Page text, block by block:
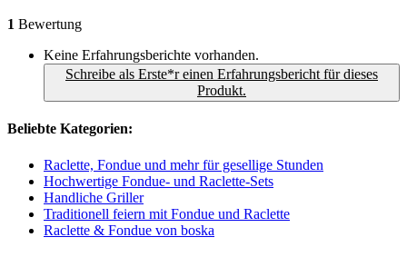
1 Bewertung
Keine Erfahrungsberichte vorhanden.
Schreibe als Erste*r einen Erfahrungsbericht für dieses
Produkt.
Beliebte Kategorien:
Raclette, Fondue und mehr für gesellige Stunden
Hochwertige Fondue- und Raclette-Sets
Handliche Griller
Traditionell feiern mit Fondue und Raclette
Raclette & Fondue von boska